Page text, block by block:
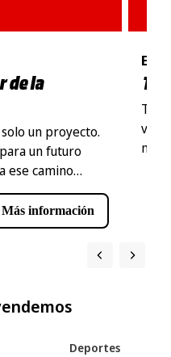
de la
un proyecto.
un futuro
ese camino
Más información
Deportes